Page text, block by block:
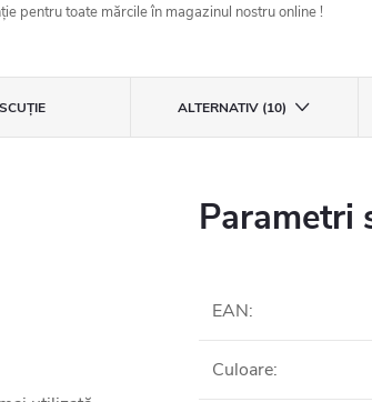
pentru toate mărcile în magazinul nostru online !
ALTERNATIV (10)
Parametri
EAN:
Culoare: